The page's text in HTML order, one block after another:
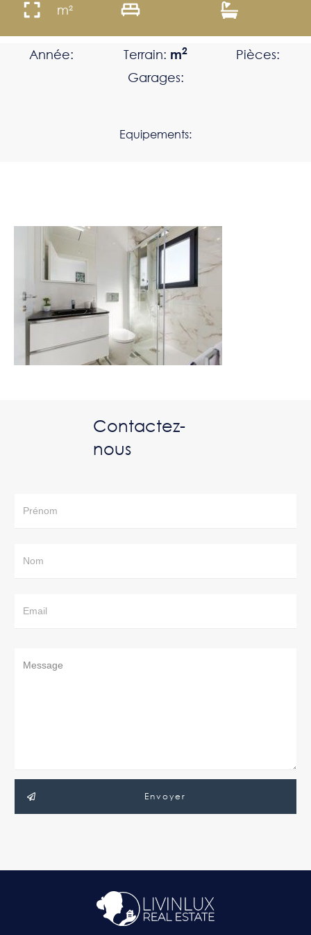
m²
Année: Terrain: m2
Pièces:
Garages:
Equipements:
Contactez-
nous
Envoyer